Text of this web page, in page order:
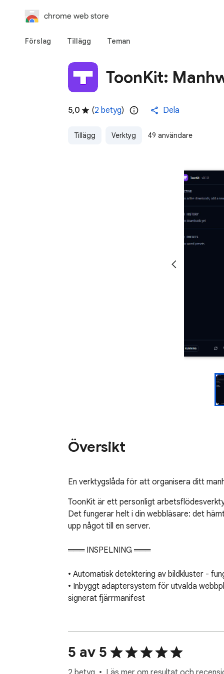
chrome web store
Förslag Tillägg Teman
ToonKit:
5,0 (2 betyg) Dela
Tillägg Verktyg 49 användare
Översikt
En verktygslåda för att organisera ditt
ToonKit är ett personligt
Det fungerar helt i din webbläsare: det
upp något till en server.
═══ INSPELNING ═══
• Automatisk detektering av bildkluster -
• Inbyggt adaptersystem för utvalda
signerat fjärrmanifest
• Smart slice - naturlig detektering av
• Manuell slice-redigerare med drabara
• Ändra storlek, formatkonvertering (JPEG
5 av 5